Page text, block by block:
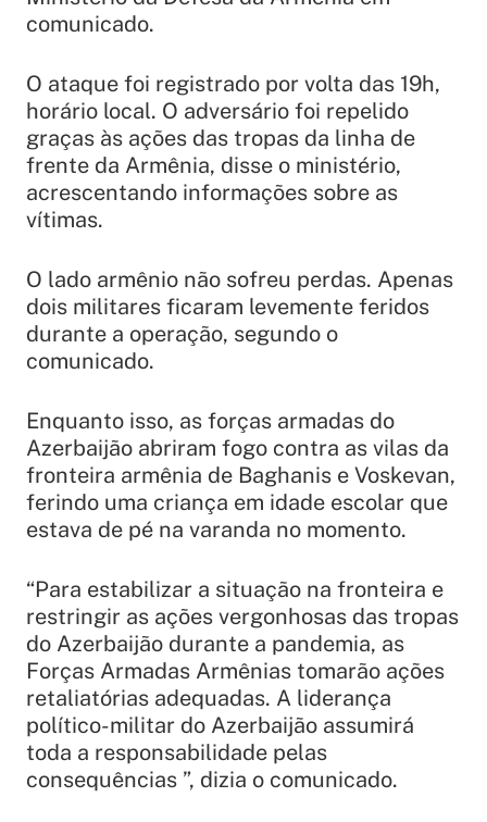
comunicado.
O ataque foi registrado por volta das 19h,
horário local. O adversário foi repelido
graças às ações das tropas da linha de
frente da Armênia, disse o ministério,
acrescentando informações sobre as
vítimas.
O lado armênio não sofreu perdas. Apenas
dois militares ficaram levemente feridos
durante a operação, segundo o
comunicado.
Enquanto isso, as forças armadas do
Azerbaijão abriram fogo contra as vilas da
fronteira armênia de Baghanis e Voskevan,
ferindo uma criança em idade escolar que
estava de pé na varanda no momento.
“Para estabilizar a situação na fronteira e
restringir as ações vergonhosas das tropas
do Azerbaijão durante a pandemia, as
Forças Armadas Armênias tomarão ações
retaliatórias adequadas. A liderança
político-militar do Azerbaijão assumirá
toda a responsabilidade pelas
consequências ”, dizia o comunicado.